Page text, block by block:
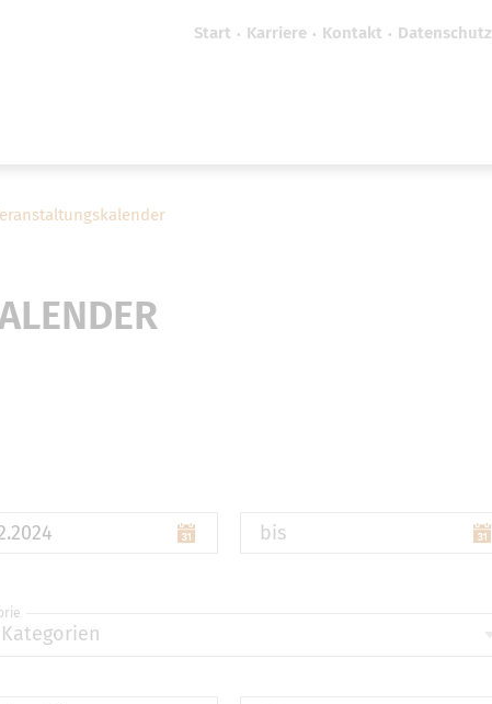
Start Karriere Kontakt Datenschutz
bis